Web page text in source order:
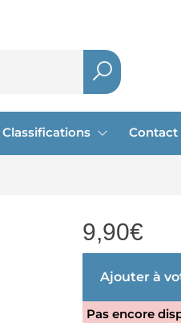
Classifications Contact
9,90€
Ajouter à
Pas encore